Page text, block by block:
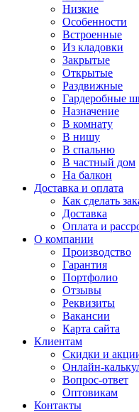
Низкие
Особенности
Встроенные
Из кладовки
Закрытые
Открытые
Раздвижные
Гардеробные
Назначение
В комнату
В нишу
В спальню
В частный дом
На балкон
Доставка и оплата
Как сделать
Доставка
Оплата и
О компании
Производство
Гарантия
Портфолио
Отзывы
Реквизиты
Вакансии
Карта сайта
Клиентам
Скидки и
Онлайн-
Вопрос-ответ
Оптовикам
Контакты